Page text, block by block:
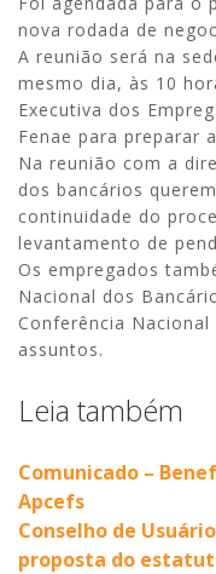
nova rodada de
A reunião será na
mesmo dia, às 10
Executiva dos
Fenae para preparar
Na reunião com a
dos bancários
continuidade do
levantamento de
Os empregados
Nacional dos
Conferência
assuntos.
Leia também
Comunicado –
Apcefs
Conselho de
proposta do